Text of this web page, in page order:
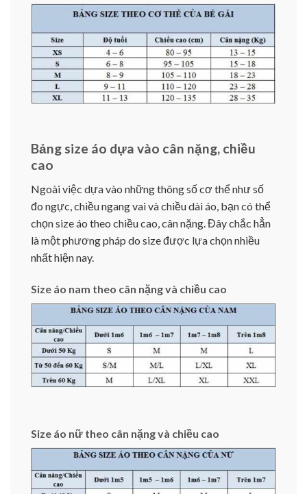
Bảng size áo dựa vào cân nặng, chiều
cao
Ngoài việc dựa vào những thông số cơ thể như số
đo ngực, chiều ngang vai và chiều dài áo, bạn có thể
chọn size áo theo chiều cao, cân nặng. Đây chắc hẳn
là một phương pháp do size được lựa chọn nhiều
nhất hiện nay.
Size áo nam theo cân nặng và chiều cao
Size áo nữ theo cân nặng và chiều cao